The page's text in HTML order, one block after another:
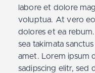
labore et dolore
voluptua. At vero
dolores et ea
sea takimata
amet. Lorem ipsum
sadipscing elitr,